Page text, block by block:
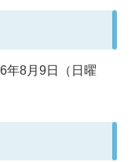
年8月9日（日曜